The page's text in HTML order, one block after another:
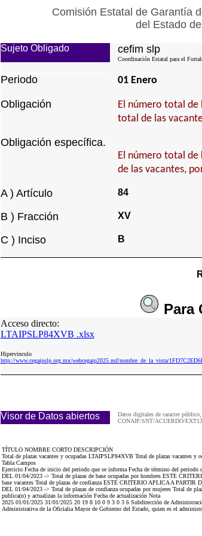
Comisión Estatal de Garantía
del Estado
Sujeto Obligado cefim slp
Coordinación Estatal para el
Periodo 01 Enero
Obligación
El número total de
total de las
Obligación específica.
El número total de
de las vacantes,
A ) Artículo 84
B ) Fracción XV
C ) Inciso B
Para
Acceso directo:
LTAIPSLP84XVB .xlsx
Hipervinculo
http://www.cegaipslp.org.mx/webcegaip2025.nsf/nombre_de_la_vista/
Visor de Datos abiertos
Datos digitales de caracter
CONAIP/SNT/ACUERDO/
TÍTULO NOMBRE CORTO DESCRIPCIÓN
Total de plazas vacantes y ocupadas LTAIPSLP84XVB Total de plazas vacantes y
Tabla Campos
Ejercicio Fecha de inicio del periodo que se informa Fecha de término del periodo
DEL 01/04/2023 -> Total de plazas de base ocupadas por hombres ESTE
base vacantes Total de plazas de confianza ESTE CRITERIO APLICA A
DEL 01/04/2023 -> Total de plazas de confianza ocupadas por mujeres Total de
publica(n) y actualizan la información Fecha de actualización Nota
2025 01/01/2025 31/01/2025 20 19 8 10 0 9 3 0 3 6 Subdirección de
Administrativa de la Oficialia Mayor de Gobierno del Estado, quien es el